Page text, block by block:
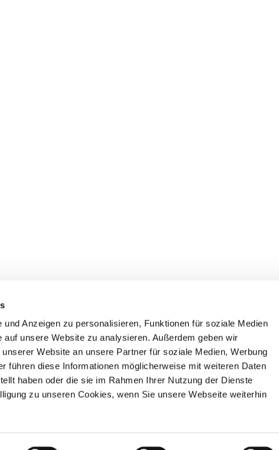
Anzeigen zu personalisieren, Funktionen für soziale Medien
auf unsere Website zu analysieren. Außerdem geben wir
Website an unsere Partner für soziale Medien, Werbung
führen diese Informationen möglicherweise mit weiteren Daten
haben oder die sie im Rahmen Ihrer Nutzung der Dienste
zu unseren Cookies, wenn Sie unsere Webseite weiterhin